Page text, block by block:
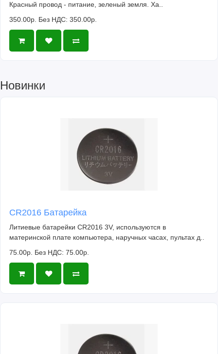
Красный провод - питание, зеленый земля. Ха..
350.00р. Без НДС: 350.00р.
Новинки
CR2016 Батарейка
Литиевые батарейки CR2016 3V, используются в
материнской плате компьютера, наручных часах, пультах д..
75.00р. Без НДС: 75.00р.